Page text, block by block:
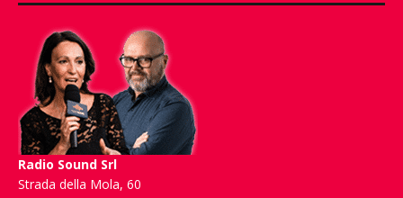
Radio Sound Srl
Strada della Mola, 60